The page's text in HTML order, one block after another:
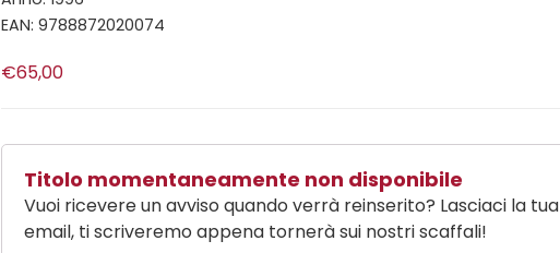
EAN: 9788872020074
€65,00
Titolo momentaneamente non disponibile
Vuoi ricevere un avviso quando verrà reinserito? Lasciaci la tua
email, ti scriveremo appena tornerà sui nostri scaffali!